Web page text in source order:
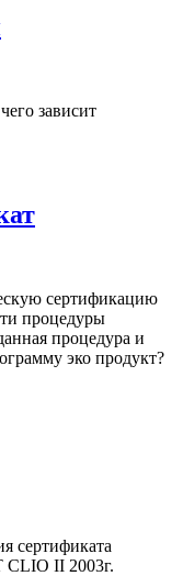
зависит
сертификацию
процедуры
процедура и
эко продукт?
сертификата
CLIO II 2003г.